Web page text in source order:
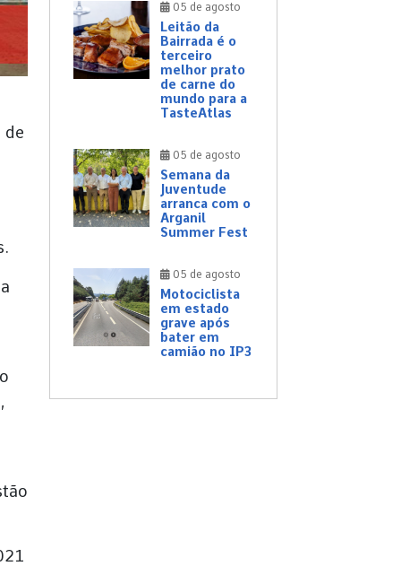
de
05 de agosto
Leitão da
Bairrada é o
terceiro
melhor prato
de carne do
mundo para a
TasteAtlas
05 de agosto
Semana da
Juventude
arranca com o
Arganil
Summer Fest
05 de agosto
Motociclista
em estado
grave após
bater em
camião no IP3